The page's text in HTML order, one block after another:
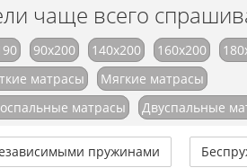
чаще всего
90x200 140x200 160x200
матрасы
Мягкие матрасы
матрасы Двуспальные
пружинами